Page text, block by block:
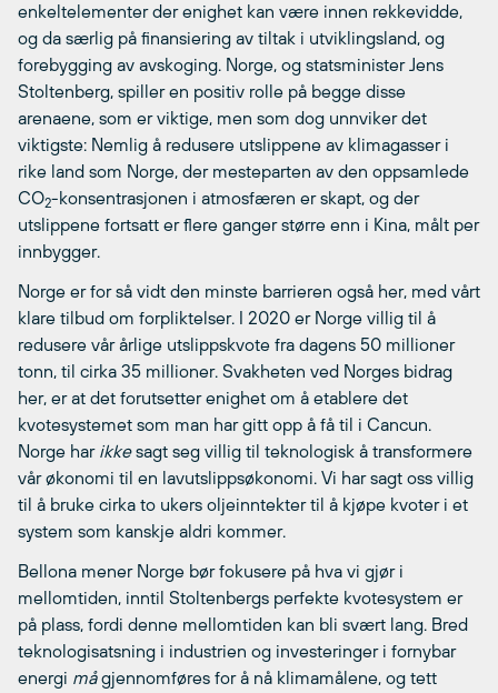
enkeltelementer der enighet kan være innen rekkevidde,
og da særlig på finansiering av tiltak i utviklingsland, og
forebygging av avskoging. Norge, og statsminister Jens
Stoltenberg, spiller en positiv rolle på begge disse
arenaene, som er viktige, men som dog unnviker det
viktigste: Nemlig å redusere utslippene av klimagasser i
rike land som Norge, der mesteparten av den oppsamlede
CO2-konsentrasjonen i atmosfæren er skapt, og der
utslippene fortsatt er flere ganger større enn i Kina, målt per
innbygger.
Norge er for så vidt den minste barrieren også her, med vårt
klare tilbud om forpliktelser. I 2020 er Norge villig til å
redusere vår årlige utslippskvote fra dagens 50 millioner
tonn, til cirka 35 millioner. Svakheten ved Norges bidrag
her, er at det forutsetter enighet om å etablere det
kvotesystemet som man har gitt opp å få til i Cancun.
Norge har ikkesagt seg villig til teknologisk å transformere
vår økonomi til en lavutslippsøkonomi. Vi har sagt oss villig
til å bruke cirka to ukers oljeinntekter til å kjøpe kvoter i et
system som kanskje aldri kommer.
Bellona mener Norge bør fokusere på hva vi gjør i
mellomtiden, inntil Stoltenbergs perfekte kvotesystem er
på plass, fordi denne mellomtiden kan bli svært lang. Bred
teknologisatsning i industrien og investeringer i fornybar
energi mågjennomføres for å nå klimamålene, og tett